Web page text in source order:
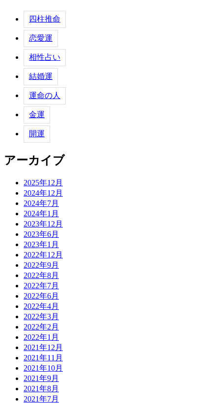
四柱推命
恋愛運
相性占い
結婚運
運命の人
金運
開運
アーカイブ
2025年12月
2024年12月
2024年7月
2024年1月
2023年12月
2023年6月
2023年1月
2022年12月
2022年9月
2022年8月
2022年7月
2022年6月
2022年4月
2022年3月
2022年2月
2022年1月
2021年12月
2021年11月
2021年10月
2021年9月
2021年8月
2021年7月